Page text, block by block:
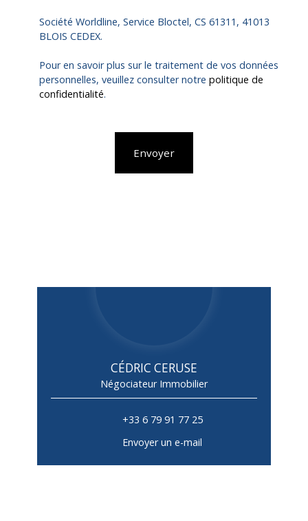
Société Worldline, Service Bloctel, CS 61311, 41013
BLOIS CEDEX.
Pour en savoir plus sur le traitement de vos données
personnelles, veuillez consulter notre politique de
confidentialité.
Envoyer
CÉDRIC CERUSE
Négociateur Immobilier
+33 6 79 91 77 25
Envoyer un e-mail